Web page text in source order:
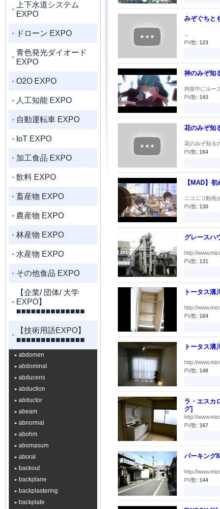
上下水道システム
EXPO
ドローン EXPO
青色発光ダイオード
EXPO
O2O EXPO
人工知能 EXPO
自動運転車 EXPO
IoT EXPO
加工食品 EXPO
飲料 EXPO
畜産物 EXPO
農産物 EXPO
林産物 EXPO
水産物 EXPO
その他食品 EXPO
【企業/ 団体/ 大学
EXPO】
■■■■■■■■■■■■■■
【技術用語EXPO】
■■■■■■■■■■■■■■
abdomen
abdominal
abducens
abduction
abductor
abeam
abnormal
abohm
abomasum
aboral
backout
backplane
backplastering
backplate
みぞぐちと
PV数: 123
神のみぞ知
拘留中にルー
PV数: 143
花のみぞ知
花のみぞ知る
PV数: 164
【MAD】
ニコニコ動画
PV数: 130
グレースハ
http://
PV数: 131
トータス
http://
PV数: 164
トータス
http://
PV数: 148
ラ・エスカ
グ]
http://
PV数: 167
パーキング
http://
PV数: 144